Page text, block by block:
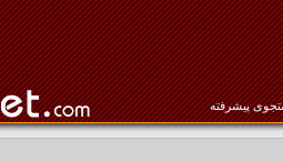
پیشرفته